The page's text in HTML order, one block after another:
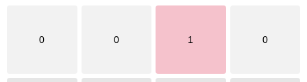
0 0 1 0